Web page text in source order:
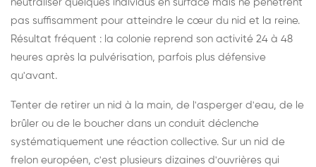
neutraliser quelques individus en surface mais ne pénètrent
pas suffisamment pour atteindre le cœur du nid et la reine.
Résultat fréquent : la colonie reprend son activité 24 à 48
heures après la pulvérisation, parfois plus défensive
qu'avant.
Tenter de retirer un nid à la main, de l'asperger d'eau, de le
brûler ou de le boucher dans un conduit déclenche
systématiquement une réaction collective. Sur un nid de
frelon européen, c'est plusieurs dizaines d'ouvrières qui